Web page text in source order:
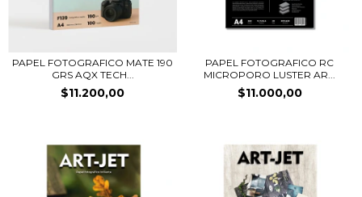
PAPEL FOTOGRAFICO MATE 190
GRS AQX TECH...
$11.200,00
PAPEL FOTOGRAFICO RC
MICROPORO LUSTER AR...
$11.000,00